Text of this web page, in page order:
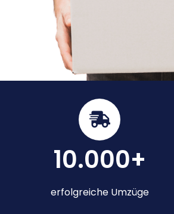
10.000+
erfolgreiche Umzüge